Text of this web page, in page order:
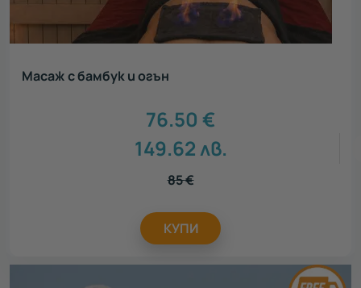
Масаж с бамбук и огън
76.50 €
149.62лв.
85€
КУПИ